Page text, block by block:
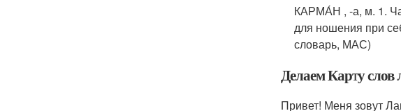
КАРМА́Н , -а, м. 1.
для ношения при
словарь, МАС)
Делаем Карту слов
Привет! Меня зовут